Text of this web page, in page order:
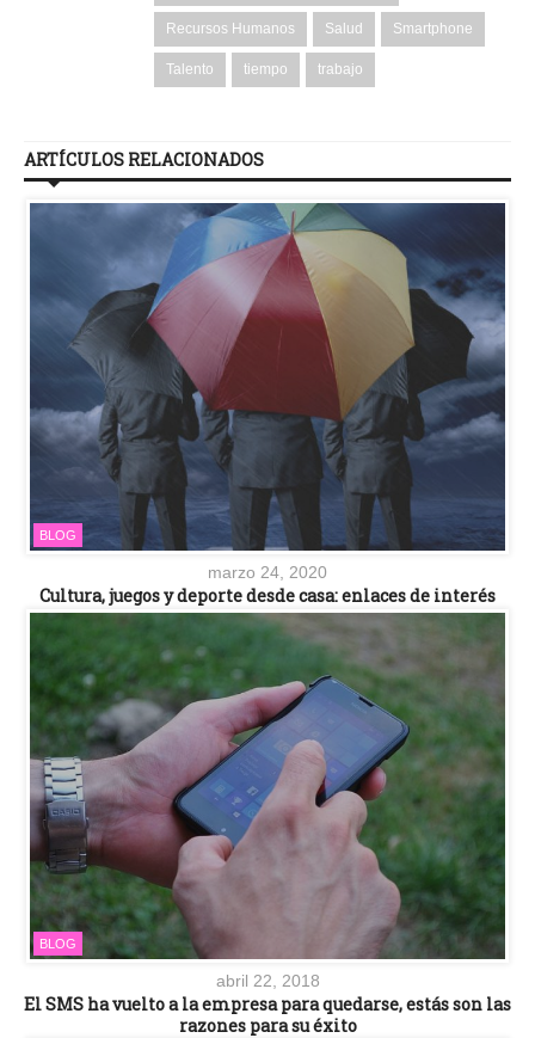
Recursos Humanos Salud Smartphone
Talento tiempo trabajo
ARTÍCULOS RELACIONADOS
BLOG
marzo 24, 2020
Cultura, juegos y deporte desde casa: enlaces de interés
BLOG
abril 22, 2018
El SMS ha vuelto a la empresa para quedarse, estás son las
razones para su éxito